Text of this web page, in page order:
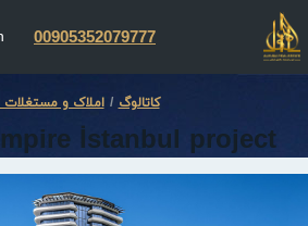
00905352079777
کاتالوگ املاک و مستغلات
İstanbul project